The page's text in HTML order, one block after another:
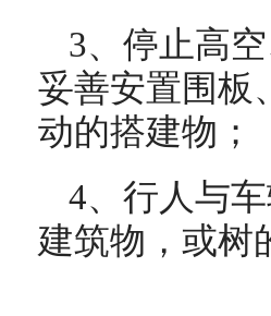
3、停止高
妥善安置围板
动的搭建物；
4、行人与
建筑物，或树